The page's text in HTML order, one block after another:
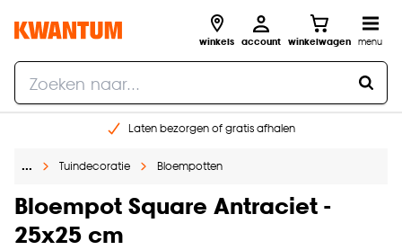
winkels account winkelwagen menu
Laten bezorgen of gratis afhalen
Gratis raam advies en opmeten aan huis
… Tuindecoratie Bloempotten
Bloempot Square Antraciet -
25x25 cm